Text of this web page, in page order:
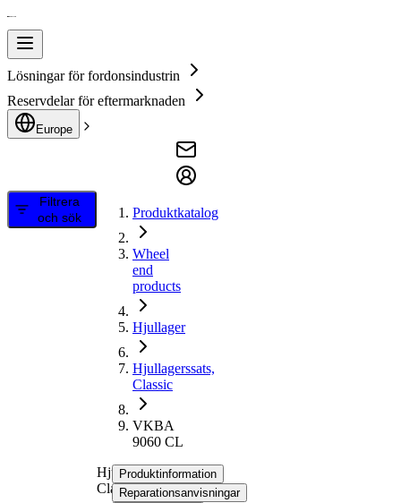
Lösningar för fordonsindustrin
Reservdelar för eftermarknaden
Europe
Filtrera
och sök
Produktkatalog
Wheel
end
products
Hjullager
Hjullagerssats,
Classic
VKBA
9060 CL
Hjullagerssats,
Classic
Produktinformation
Reparationsanvisningar